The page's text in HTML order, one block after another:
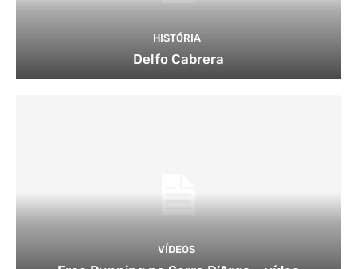
HISTÓRIA
Delfo Cabrera
VÍDEOS